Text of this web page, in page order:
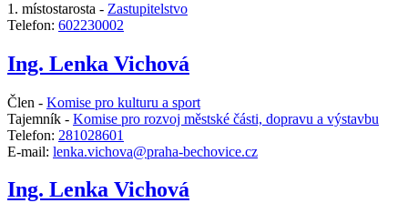
1. místostarosta - Zastupitelstvo
Telefon: 602230002
Ing. Lenka Vichová
Člen - Komise pro kulturu a sport
Tajemník - Komise pro rozvoj městské části, dopravu a výstavbu
Telefon: 281028601
E-mail: lenka.vichova@praha-bechovice.cz
Ing. Lenka Vichová